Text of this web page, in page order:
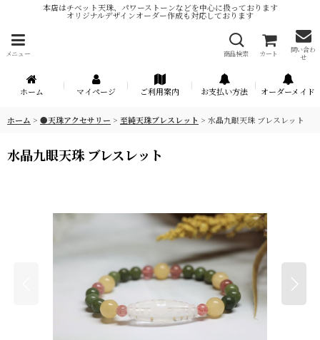
本店はチベット天珠、パワーストーンなどを中心に扱っております
オリジナルデザインオーダー作成も対応しております
メニュー 商品検索 カート
問い合わ
せ
ホーム マイページ ご利用案内 お支払い方法 オーダーメイド
ホーム > ●天珠アクセサリー > 至純天珠ブレスレット > 水晶九眼天珠 ブレスレット
水晶九眼天珠 ブレスレット